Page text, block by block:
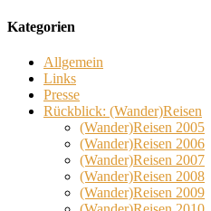
Kategorien
Allgemein
Links
Presse
Rückblick: (Wander)Reisen
(Wander)Reisen 2005
(Wander)Reisen 2006
(Wander)Reisen 2007
(Wander)Reisen 2008
(Wander)Reisen 2009